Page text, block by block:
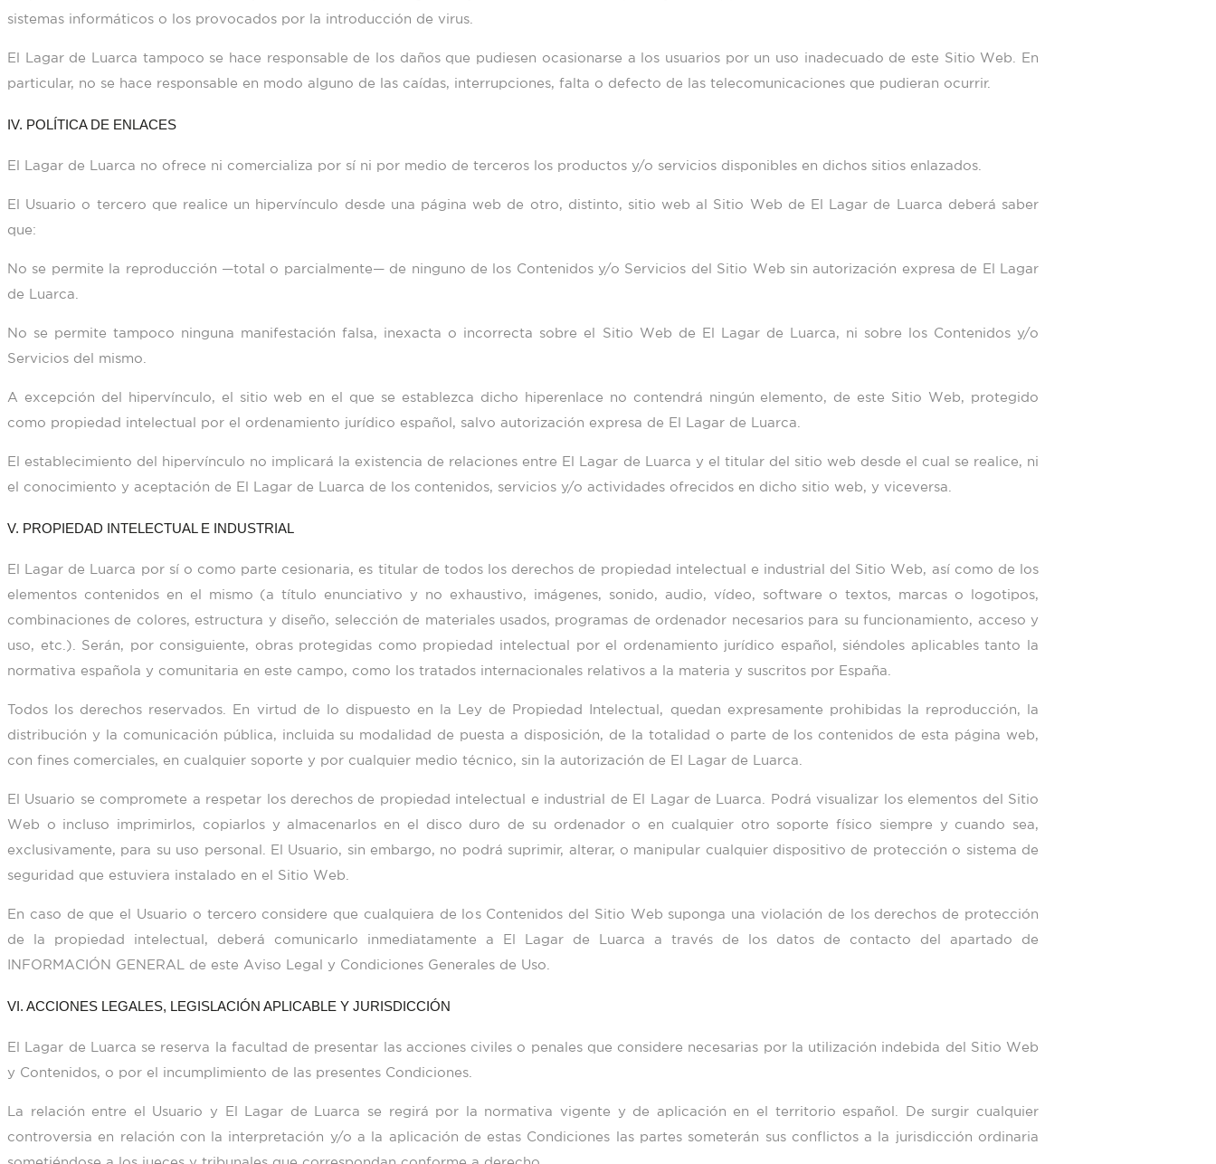
sistemas informáticos o los provocados por la introducción de virus.
El Lagar de Luarca tampoco se hace responsable de los daños que pudiesen ocasionarse a los usuarios por un uso inadecuado de este Sitio Web. En
particular, no se hace responsable en modo alguno de las caídas, interrupciones, falta o defecto de las telecomunicaciones que pudieran ocurrir.
IV. POLÍTICA DE ENLACES
El Lagar de Luarca no ofrece ni comercializa por sí ni por medio de terceros los productos y/o servicios disponibles en dichos sitios enlazados.
El Usuario o tercero que realice un hipervínculo desde una página web de otro, distinto, sitio web al Sitio Web de El Lagar de Luarca deberá saber
que:
No se permite la reproducción —total o parcialmente— de ninguno de los Contenidos y/o Servicios del Sitio Web sin autorización expresa de El Lagar
de Luarca
No se permite tampoco ninguna manifestación falsa, inexacta o incorrecta sobre el Sitio Web de El Lagar de Luarca, ni sobre los Contenidos y/o
Servicios del mismo.
A excepción del hipervínculo, el sitio web en el que se establezca dicho hiperenlace no contendrá ningún elemento, de este Sitio Web, protegido
como propiedad intelectual por el ordenamiento jurídico español, salvo autorización expresa de El Lagar de Luarca
El establecimiento del hipervínculo no implicará la existencia de relaciones entre El Lagar de Luarca y el titular del sitio web desde el cual se realice, ni
el conocimiento y aceptación de El Lagar de Luarca de los contenidos, servicios y/o actividades ofrecidos en dicho sitio web, y viceversa.
V. PROPIEDAD INTELECTUAL E INDUSTRIAL
El Lagar de Luarca por sí o como parte cesionaria, es titular de todos los derechos de propiedad intelectual e industrial del Sitio Web, así como de los
elementos contenidos en el mismo (a título enunciativo y no exhaustivo, imágenes, sonido, audio, vídeo, software o textos, marcas o logotipos,
combinaciones de colores, estructura y diseño, selección de materiales usados, programas de ordenador necesarios para su funcionamiento, acceso y
uso, etc.). Serán, por consiguiente, obras protegidas como propiedad intelectual por el ordenamiento jurídico español, siéndoles aplicables tanto la
normativa española y comunitaria en este campo, como los tratados internacionales relativos a la materia y suscritos por España.
Todos los derechos reservados. En virtud de lo dispuesto en la Ley de Propiedad Intelectual, quedan expresamente prohibidas la reproducción, la
distribución y la comunicación pública, incluida su modalidad de puesta a disposición, de la totalidad o parte de los contenidos de esta página web,
con fines comerciales, en cualquier soporte y por cualquier medio técnico, sin la autorización de El Lagar de Luarca
El Usuario se compromete a respetar los derechos de propiedad intelectual e industrial de El Lagar de Luarca . Podrá visualizar los elementos del Sitio
Web o incluso imprimirlos, copiarlos y almacenarlos en el disco duro de su ordenador o en cualquier otro soporte físico siempre y cuando sea,
exclusivamente, para su uso personal. El Usuario, sin embargo, no podrá suprimir, alterar, o manipular cualquier dispositivo de protección o sistema de
seguridad que estuviera instalado en el Sitio Web.
En caso de que el Usuario o tercero considere que cualquiera de los Contenidos del Sitio Web suponga una violación de los derechos de protección
de la propiedad intelectual, deberá comunicarlo inmediatamente a El Lagar de Luarca a través de los datos de contacto del apartado de
INFORMACIÓN GENERAL de este Aviso Legal y Condiciones Generales de Uso.
VI. ACCIONES LEGALES, LEGISLACIÓN APLICABLE Y JURISDICCIÓN
El Lagar de Luarca se reserva la facultad de presentar las acciones civiles o penales que considere necesarias por la utilización indebida del Sitio Web
y Contenidos, o por el incumplimiento de las presentes Condiciones.
La relación entre el Usuario y El Lagar de Luarca se regirá por la normativa vigente y de aplicación en el territorio español. De surgir cualquier
controversia en relación con la interpretación y/o a la aplicación de estas Condiciones las partes someterán sus conflictos a la jurisdicción ordinaria